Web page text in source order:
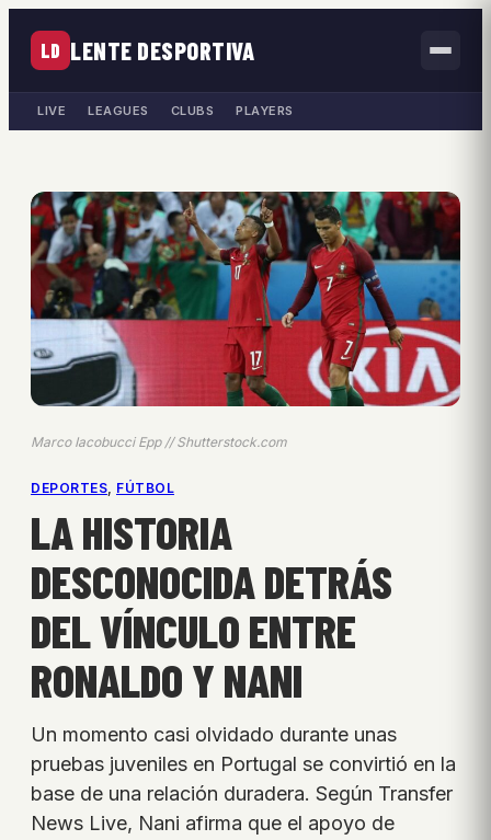
LD LENTE DESPORTIVA
LIVE LEAGUES CLUBS PLAYERS
Marco Iacobucci Epp // Shutterstock.com
DEPORTES, FÚTBOL
LA HISTORIA
DESCONOCIDA DETRÁS
DEL VÍNCULO ENTRE
RONALDO Y NANI
Un momento casi olvidado durante unas
pruebas juveniles en Portugal se convirtió en la
base de una relación duradera. Según Transfer
News Live, Nani afirma que el apoyo de